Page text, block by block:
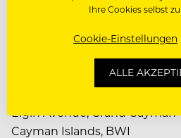
IMMIGRATION DEPARTMENT:
Elgin Avenue, Grand Cayman
Cayman Islands, BWI
Ihre Cookies selbst
Cookie-Einstellungen
ALLE